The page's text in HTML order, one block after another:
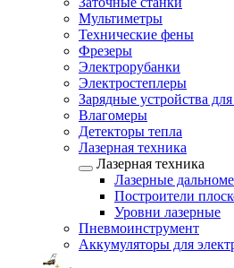
Мультиметры
Технические фены
Фрезеры
Электрорубанки
Электростеплеры
Зарядные устройства
Влагомеры
Детекторы тепла
Лазерная техника
Лазерная техника
Лазерные
Построители
Уровни лазерные
Пневмоинструмент
Аккумуляторы для